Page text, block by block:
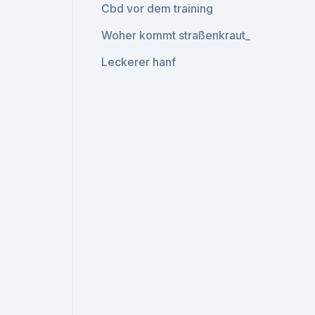
Cbd vor dem training
Woher kommt straßenkraut_
Leckerer hanf